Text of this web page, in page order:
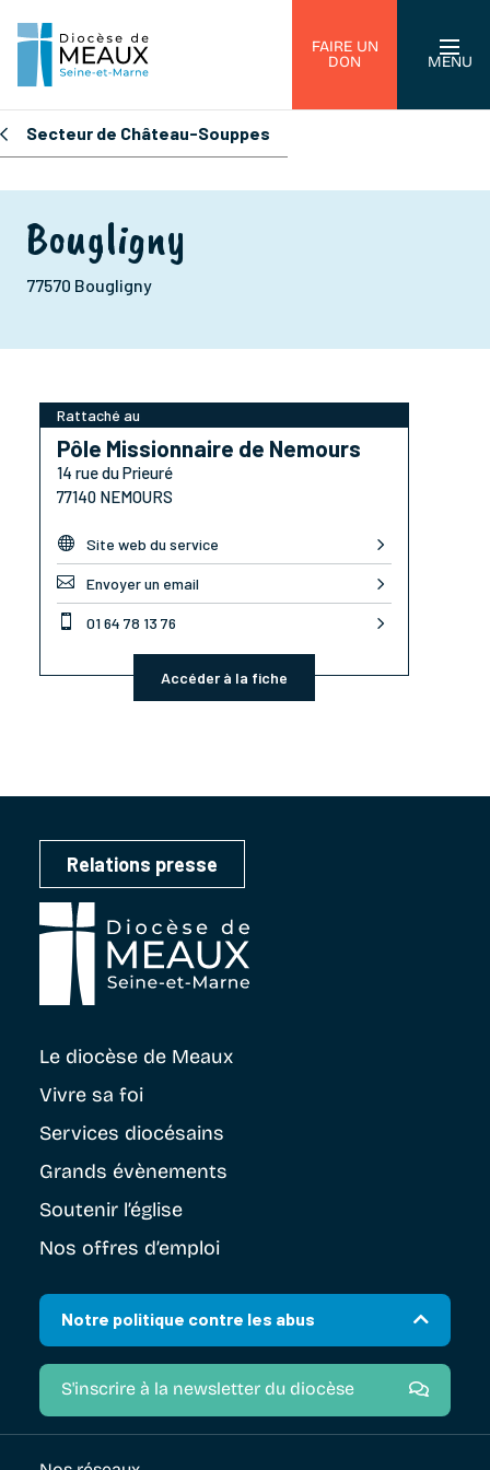
FAIRE UN
DON
MENU
Secteur de Château-Souppes
Bougligny
77570 Bougligny
Rattaché au
Pôle Missionnaire de Nemours
14 rue du Prieuré
77140 NEMOURS
 Site web du service
 Envoyer un email
 01 64 78 13 76
Accéder à la fiche
Relations presse
Le diocèse de Meaux
Vivre sa foi
Services diocésains
Grands évènements
Soutenir l’église
Nos offres d’emploi
Notre politique contre les abus
S'inscrire à la newsletter du diocèse